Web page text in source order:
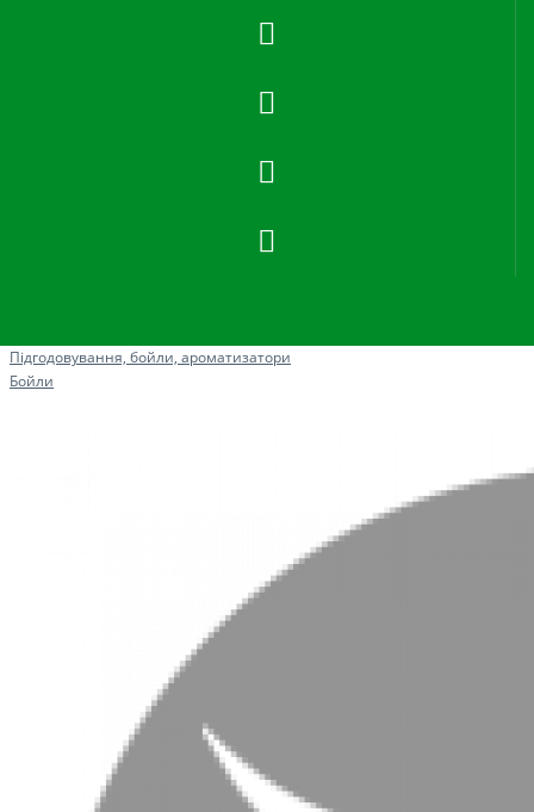
Підгодовування, бойли, ароматизатори
Бойли